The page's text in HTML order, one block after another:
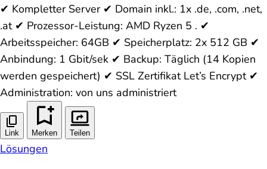
✔ Kompletter Server ✔ Domain inkl.: 1x .de, .com, .net,
.at ✔ Prozessor-Leistung: AMD Ryzen 5 . ✔
Arbeitsspeicher: 64GB ✔ Speicherplatz: 2x 512 GB ✔
Anbindung: 1 Gbit/sek ✔ Backup: Täglich (14 Kopien
werden gespeichert) ✔ SSL Zertifikat Let’s Encrypt ✔
Administration: von uns administriert
Link Merken Teilen
Lösungen